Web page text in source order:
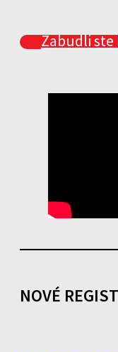
Zabudli ste
NOVÉ